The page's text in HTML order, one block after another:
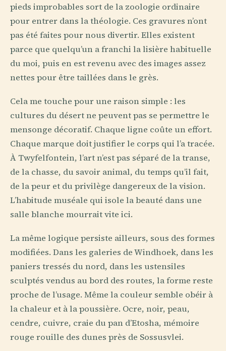
pieds improbables sort de la zoologie ordinaire
pour entrer dans la théologie. Ces gravures n’ont
pas été faites pour nous divertir. Elles existent
parce que quelqu’un a franchi la lisière habituelle
du moi, puis en est revenu avec des images assez
nettes pour être taillées dans le grès.
Cela me touche pour une raison simple : les
cultures du désert ne peuvent pas se permettre le
mensonge décoratif. Chaque ligne coûte un effort.
Chaque marque doit justifier le corps qui l’a tracée.
À Twyfelfontein, l’art n’est pas séparé de la transe,
de la chasse, du savoir animal, du temps qu’il fait,
de la peur et du privilège dangereux de la vision.
L’habitude muséale qui isole la beauté dans une
salle blanche mourrait vite ici.
La même logique persiste ailleurs, sous des formes
modifiées. Dans les galeries de Windhoek, dans les
paniers tressés du nord, dans les ustensiles
sculptés vendus au bord des routes, la forme reste
proche de l’usage. Même la couleur semble obéir à
la chaleur et à la poussière. Ocre, noir, peau,
cendre, cuivre, craie du pan d’Etosha, mémoire
rouge rouille des dunes près de Sossusvlei.